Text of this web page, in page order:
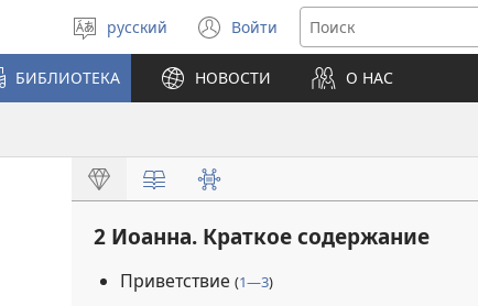
Выберите
язык
русский Войти
(открывается
в
новом
окне)
БИБЛИОТЕКА НОВОСТИ О НАС
2 Иоанна. Краткое содержание
Приветствие (1—3)